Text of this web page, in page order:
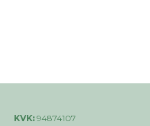
KVK: 94874107